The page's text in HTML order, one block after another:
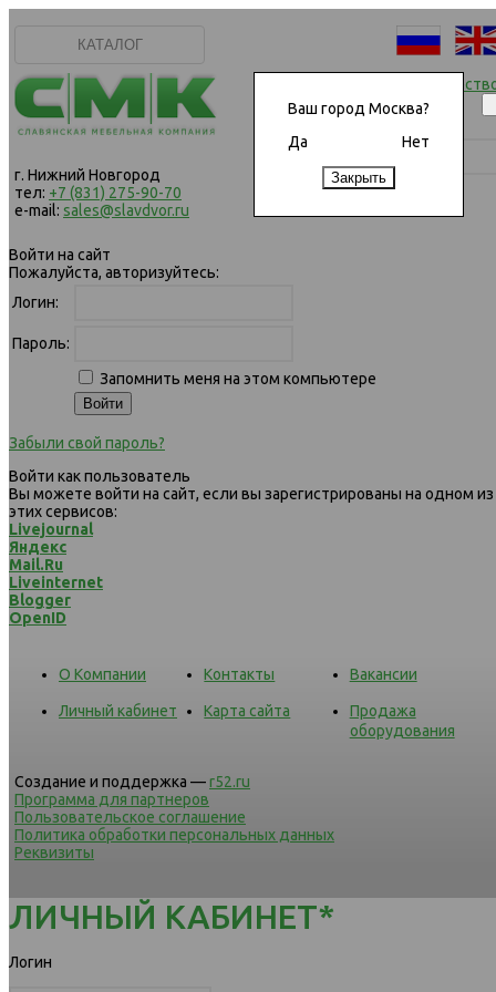
Ваш город Москва?
Да
Нет
КАТАЛОГ
г. Нижний Новгород
тел: +7 (831) 275-90-70
e-mail: sales@slavdvor.ru
Начать
Войти на сайт
Пожалуйста, авторизуйтесь:
Логин:
Пароль:
Запомнить меня на этом компьютере
Забыли свой пароль?
Войти как пользователь
Вы можете войти на сайт, если вы зарегистрированы на одном из
этих сервисов:
Livejournal
Яндекс
Mail.Ru
Liveinternet
Blogger
OpenID
О Компании Контакты Вакансии
Личный кабинет Карта сайта
Продажа
оборудования
Создание и поддержка —r52.ru
Программа для партнеров
Пользовательское соглашение
Политика обработки персональных данных
Реквизиты
ЛИЧНЫЙ КАБИНЕТ*
Логин